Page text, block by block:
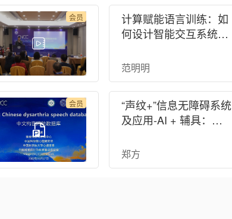
会员
计算赋能语言训练：如
何设计智能交互系统辅
辅具：语音，一座沟通
的美好桥梁-CNCC
2023
范明明
会员
“声纹+”信息无障碍系统
及应用-AI + 辅具：语
梁-CNCC 2023
郑方